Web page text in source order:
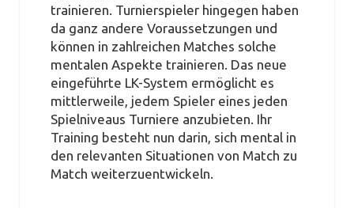
trainieren. Turnierspieler hingegen haben
da ganz andere Voraussetzungen und
können in zahlreichen Matches solche
mentalen Aspekte trainieren. Das neue
eingeführte LK-System ermöglicht es
mittlerweile, jedem Spieler eines jeden
Spielniveaus Turniere anzubieten. Ihr
Training besteht nun darin, sich mental in
den relevanten Situationen von Match zu
Match weiterzuentwickeln.